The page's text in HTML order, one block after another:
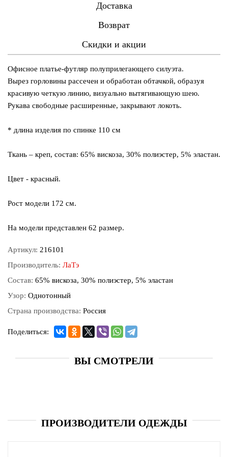
Доставка
Возврат
Скидки и акции
Офисное платье-футляр полуприлегающего силуэта.
Вырез горловины рассечен и обработан обтачкой, образуя
красивую четкую линию, визуально вытягивающую шею.
Рукава свободные расширенные, закрывают локоть.
* длина изделия по спинке 110 см
Ткань – креп, состав: 65% вискоза, 30% полиэстер, 5% эластан.
Цвет - красный.
Рост модели 172 см.
На модели представлен 62 размер.
Артикул: 216101
Производитель: ЛаТэ
Состав: 65% вискоза, 30% полиэстер, 5% эластан
Узор: Однотонный
Страна производства: Россия
Поделиться:
ВЫ СМОТРЕЛИ
ПРОИЗВОДИТЕЛИ ОДЕЖДЫ